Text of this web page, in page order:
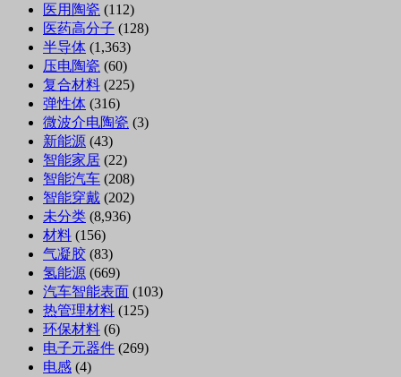
医用陶瓷 (112)
医药高分子 (128)
半导体 (1,363)
压电陶瓷 (60)
复合材料 (225)
弹性体 (316)
微波介电陶瓷 (3)
新能源 (43)
智能家居 (22)
智能汽车 (208)
智能穿戴 (202)
未分类 (8,936)
材料 (156)
气凝胶 (83)
氢能源 (669)
汽车智能表面 (103)
热管理材料 (125)
环保材料 (6)
电子元器件 (269)
电感 (4)